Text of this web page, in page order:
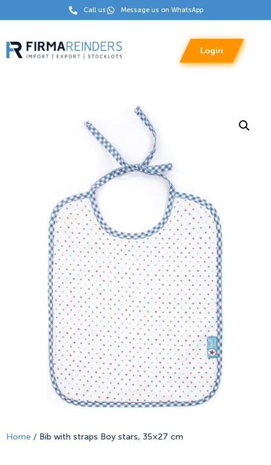
Call us Message us on WhatsApp
Login
Home / Bib with straps Boy stars, 35×27 cm